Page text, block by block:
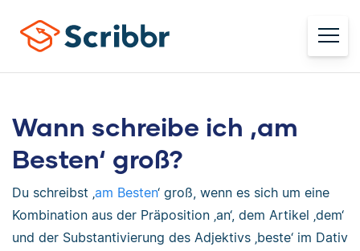
Wann schreibe ich ‚am
Besten‘ groß?
Du schreibst ‚am Besten‘ groß, wenn es sich um eine
Kombination aus der Präposition ‚an‘, dem Artikel ‚dem‘
und der Substantivierung des Adjektivs ‚beste‘ im Dativ